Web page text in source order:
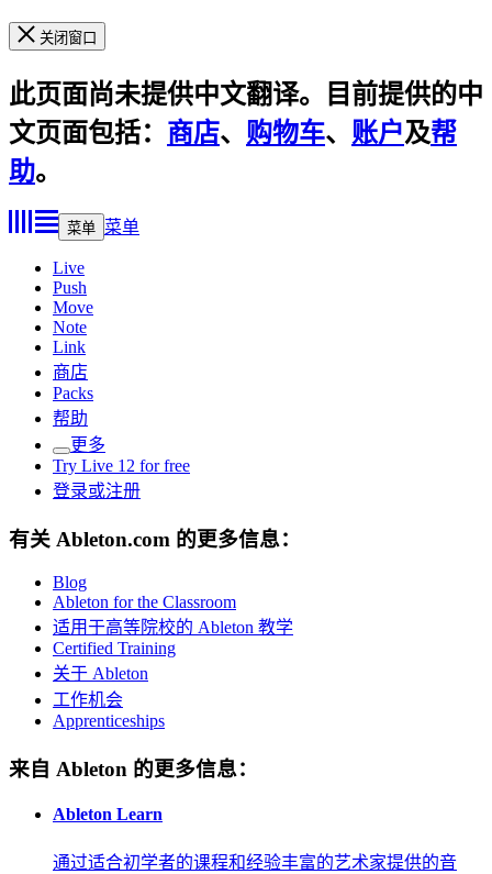
关闭窗口
此页面尚未提供中文翻译。目前提供的中
文页面包括： 商店、 购物车、 账户及帮
助。
菜单 菜单
Live
Push
Move
Note
Link
商店
Packs
帮助
更多
Try Live 12 for free
登录或注册
有关 Ableton.com 的更多信息：
Blog
Ableton for the Classroom
适用于高等院校的 Ableton 教学
Certified Training
关于 Ableton
工作机会
Apprenticeships
来自 Ableton 的更多信息：
Ableton Learn
通过适合初学者的课程和经验丰富的艺术家提供的音